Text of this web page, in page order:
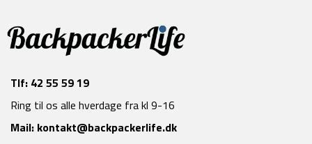
Tlf: 42 55 59 19
Ring til os alle hverdage fra kl 9-16
Mail: kontakt@backpackerlife.dk